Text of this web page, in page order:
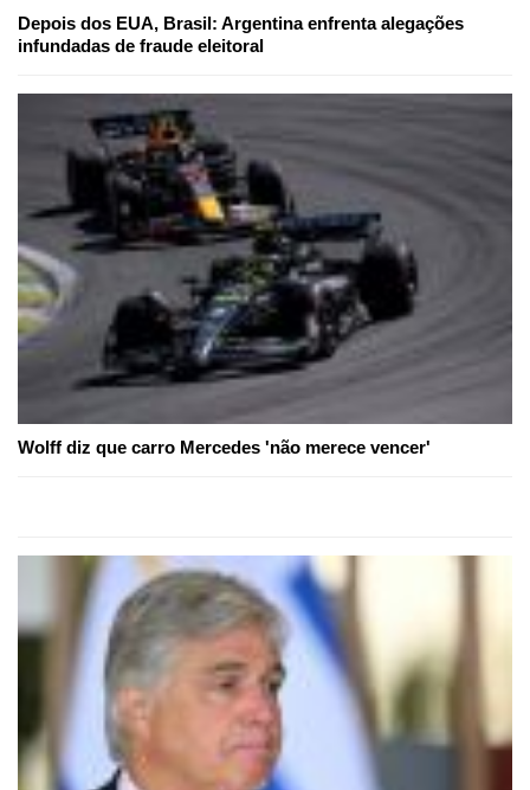
Depois dos EUA, Brasil: Argentina enfrenta alegações
infundadas de fraude eleitoral
Wolff diz que carro Mercedes 'não merece vencer'